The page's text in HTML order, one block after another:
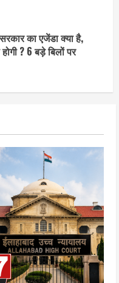
का एजेंडा क्या है,
होगी ? 6 बड़े बिलों पर